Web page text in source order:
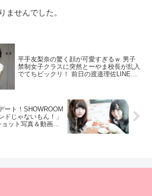
ませんでした。
平手友梨奈の驚く顔が可愛すぎるｗ 男子
禁制女子クラスに突然とーやま校長が乱入
でてちビックリ！ 前日の渡邉理佐LINE裏
ート！SHOWROOM
ドじゃないもん！」
ット写真＆動画が